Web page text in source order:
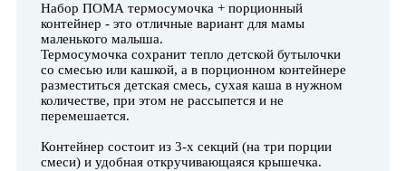
Набор ПОМА термосумочка + порционный
контейнер - это отличные вариант для мамы
маленького малыша.
Термосумочка сохранит тепло детской бутылочки
со смесью или кашкой, а в порционном контейнере
разместиться детская смесь, сухая каша в нужном
количестве, при этом не рассыпется и не
перемешается.
Контейнер состоит из 3-х секций (на три порции
смеси) и удобная откручивающаяся крышечка.